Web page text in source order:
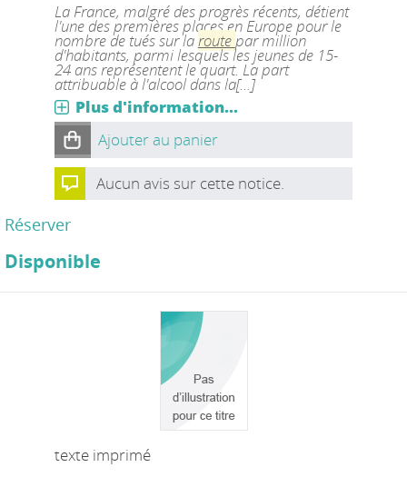
La France, malgré des progrès récents, détient
l'une des premières places en Europe pour le
nombre de tués sur laroutepar million
d'habitants, parmi lesquels les jeunes de 15-
24 ans représentent le quart. La part
attribuable à l'alcool dans la[...]
Plus d'information...
Ajouter au panier
Aucun avis sur cette notice.
Réserver
Disponible
texte imprimé